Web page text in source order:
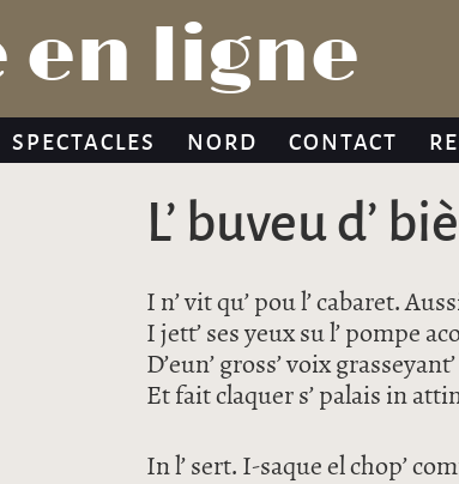
Jump to navigation
en ligne
SPECTACLES NORD CONTACT
L’ buveu d’
I n’ vit qu’ pou l’ cabaret.
I jett’ ses yeux su l’ pompe
D’eun’ gross’ voix
Et fait claquer s’ palais in
In l’ sert. I-saque el chop’